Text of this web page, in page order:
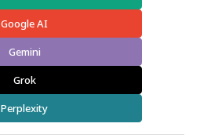
Google AI
Gemini
Grok
Perplexity